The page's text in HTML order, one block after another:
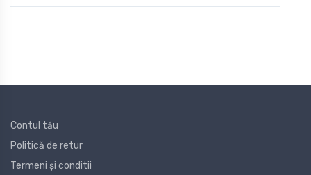
Contul tău
Politică de retur
Termeni și conditii